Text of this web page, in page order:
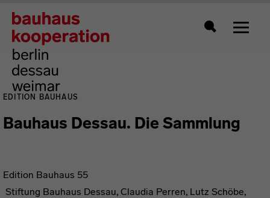
Zeigt
EDITION BAUHAUS
Bauhaus Dessau. Die Sammlung
Edition Bauhaus 55
Stiftung Bauhaus Dessau, Claudia Perren, Lutz Schöbe,